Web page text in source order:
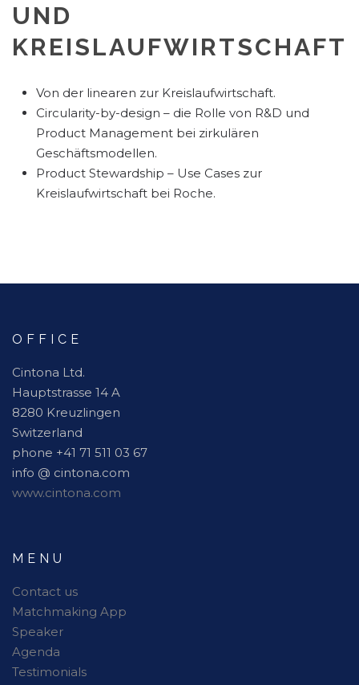
UND
KREISLAUFWIRTSCHAFT
Von der linearen zur Kreislaufwirtschaft.
Circularity-by-design – die Rolle von R&D und
Product Management bei zirkulären
Geschäftsmodellen.
Product Stewardship – Use Cases zur
Kreislaufwirtschaft bei Roche.
OFFICE
Cintona Ltd.
Hauptstrasse 14 A
8280 Kreuzlingen
Switzerland
phone +41 71 511 03 67
info @ cintona.com
www.cintona.com
MENU
Contact us
Matchmaking App
Speaker
Agenda
Testimonials